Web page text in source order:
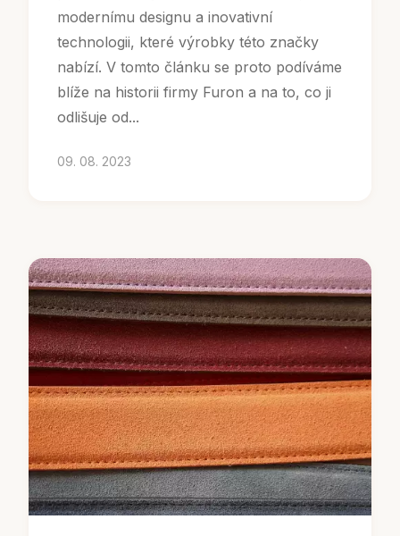
modernímu designu a inovativní
technologii, které výrobky této značky
nabízí. V tomto článku se proto podíváme
blíže na historii firmy Furon a na to, co ji
odlišuje od...
09. 08. 2023